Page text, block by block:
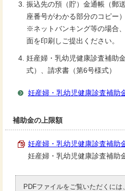
振込先の預（貯）金通帳（郵
座番号がわかる部分のコピー）
※ネットバンキング等の場合
面を印刷しご提出ください。
妊産婦・乳幼児健康診査補助
式）、請求書（第6号様式）
妊産婦・乳幼児健康診査補助
補助金の上限額
妊産婦・乳幼児健康診査補助
妊産婦・乳幼児健康診査補助
PDFファイルをご覧いただくには